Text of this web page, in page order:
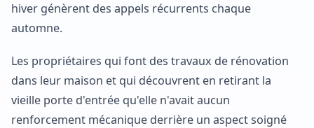
hiver génèrent des appels récurrents chaque
automne.
Les propriétaires qui font des travaux de rénovation
dans leur maison et qui découvrent en retirant la
vieille porte d'entrée qu'elle n'avait aucun
renforcement mécanique derrière un aspect soigné